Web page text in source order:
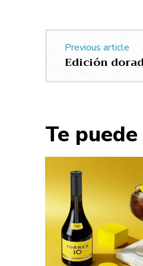
Previous article
Edición
Te